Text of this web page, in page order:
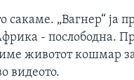
сакаме. „Вагнер“ ја
- послободна.
животот кошмар
видеото.